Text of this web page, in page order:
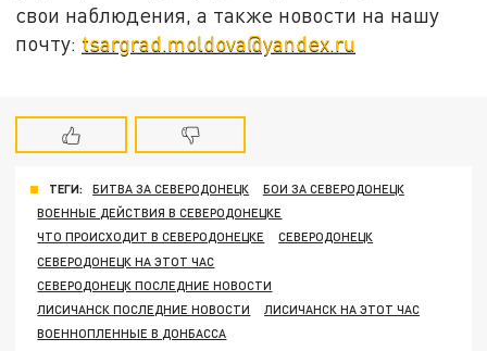
свои наблюдения, а также новости на нашу
почту: tsargrad.moldova@yandex.ru
ТЕГИ: БИТВА ЗА СЕВЕРОДОНЕЦК
БОИ ЗА СЕВЕРОДОНЕЦК
ВОЕННЫЕ ДЕЙСТВИЯ В СЕВЕРОДОНЕЦКЕ
ЧТО ПРОИСХОДИТ В СЕВЕРОДОНЕЦКЕ
СЕВЕРОДОНЕЦК
СЕВЕРОДОНЕЦК НА ЭТОТ ЧАС
СЕВЕРОДОНЕЦК ПОСЛЕДНИЕ НОВОСТИ
ЛИСИЧАНСК ПОСЛЕДНИЕ НОВОСТИ
ЛИСИЧАНСК НА ЭТОТ ЧАС
ВОЕННОПЛЕННЫЕ В ДОНБАССА